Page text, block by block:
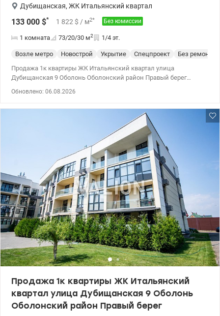
Дубищанская, ЖК Итальянский квартал
133 000 $* 1 822 $ / м2* Без комиссии
1 комната 73/20/30 м2 1/4 эт.
Возле метро Новострой Укрытие Спецпроект
Без ремонта
Продажа 1к квартиры ЖК Итальянский квартал улица
Дубищанская 9 Оболонь Оболонский район Правый берег
электричества, утепление стен, пола, гидроизоляция, водяной
теплый пол, положенная плитка и т.п.). Кроме того, есть
дизайнерский проект, есть вся необходимая сантехника,
межкомнатные двери, корзины для кондиционеров,
установлены панорамные энерго и теплосберегающие окна.
Также есть возможность сделать выход на собственную
террасу. Современный жилой комплекс, хорошо продуманная
планировка комнат и жилого пространства, видовые
панорамные окна благодаря этому комнаты наполнены светом,
из всех окон квартиры открывается прекрасный панорамный
пейзаж и уютный внутренний двор. На территории –
бомбоубежище, кафе, аптеки, детсад, подземный и наземный
паркинг, детские, игровые и спортивные площадки. Рядом
супермаркет Новус, больница, остановка общественного
транспорта, окруженное зеленью озеро Луково и Министерка с
городским пляжем, где можно отдохнуть и порыбачить.
Закрытая территория, охрана, видеонаблюдение, двор двор без
Цена: 133000у.е. 0977893310 Валентина valion.ua/ 1155162
Обновлено: 06.08.2026
Продажа 1к квартиры ЖК Итальянский
квартал улица Дубищанская 9 Оболонь
Оболонский район Правый берег